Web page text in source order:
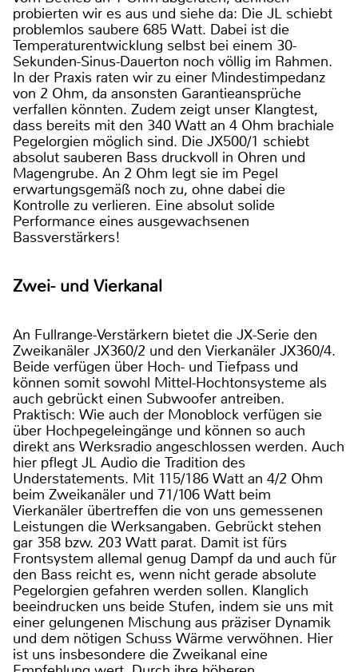
probierten wir es aus und siehe da: Die JL schiebt
problemlos saubere 685 Watt. Dabei ist die
Temperaturentwicklung selbst bei einem 30-
Sekunden-Sinus-Dauerton noch völlig im Rahmen.
In der Praxis raten wir zu einer Mindestimpedanz
von 2 Ohm, da ansonsten Garantieansprüche
verfallen könnten. Zudem zeigt unser Klangtest,
dass bereits mit den 340 Watt an 4 Ohm brachiale
Pegelorgien möglich sind. Die JX500/1 schiebt
absolut sauberen Bass druckvoll in Ohren und
Magengrube. An 2 Ohm legt sie im Pegel
erwartungsgemäß noch zu, ohne dabei die
Kontrolle zu verlieren. Eine absolut solide
Performance eines ausgewachsenen
Bassverstärkers!
Zwei- und Vierkanal
An Fullrange-Verstärkern bietet die JX-Serie den
Zweikanäler JX360/2 und den Vierkanäler JX360/4.
Beide verfügen über Hoch- und Tiefpass und
können somit sowohl Mittel-Hochtonsysteme als
auch gebrückt einen Subwoofer antreiben.
Praktisch: Wie auch der Monoblock verfügen sie
über Hochpegeleingänge und können so auch
direkt ans Werksradio angeschlossen werden. Auch
hier pflegt JL Audio die Tradition des
Understatements. Mit 115/186 Watt an 4/2 Ohm
beim Zweikanäler und 71/106 Watt beim
Vierkanäler übertreffen die von uns gemessenen
Leistungen die Werksangaben. Gebrückt stehen
gar 358 bzw. 203 Watt parat. Damit ist fürs
Frontsystem allemal genug Dampf da und auch für
den Bass reicht es, wenn nicht gerade absolute
Pegelorgien gefahren werden sollen. Klanglich
beeindrucken uns beide Stufen, indem sie uns mit
einer gelungenen Mischung aus präziser Dynamik
und dem nötigen Schuss Wärme verwöhnen. Hier
ist uns insbesondere die Zweikanal eine